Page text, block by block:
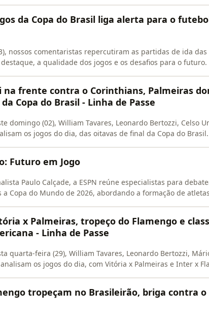
da Copa do Brasil liga alerta para o
nossos comentaristas repercutiram as partidas de ida
a qualidade dos jogos e os desafios para o
frente contra o Corinthians, Palmeiras
Copa do Brasil - Linha de Passe
domingo (02), William Tavares, Leonardo Bertozzi, Celso
os jogos do dia, das oitavas de final da Copa do
Futuro em Jogo
Paulo Calçade, a ESPN reúne especialistas para
Copa do Mundo de 2026, abordando a formação de
x Palmeiras, tropeço do Flamengo e
- Linha de Passe
quarta-feira (29), William Tavares, Leonardo Bertozzi,
os jogos do dia, com Vitória x Palmeiras e Inter x
tropeçam no Brasileirão, briga contra o